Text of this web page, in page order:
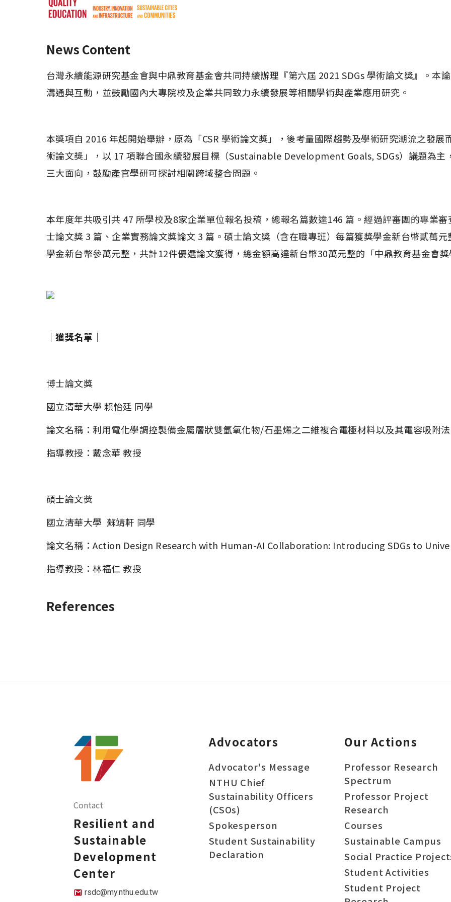
News Content
台灣永續能源研究基金會與中鼎教育基金會共同持續辦理『第六屆 2021 SDGs 學術論文獎』。本
溝通與互動，並鼓勵國內大專院校及企業共同致力永續發展等相關學術與產業應用研究。
本獎項自 2016 年起開始舉辦，原為「CSR 學術論文獎」，後考量國際趨勢及學術研究潮流之發
術論文獎」，以 17 項聯合國永續發展目標（Sustainable Development Goals, SDGs）議題為主
三大面向，鼓勵產官學研可探討相關跨域整合問題。
本年度年共吸引共 47 所學校及8家企業單位報名投稿，總報名篇數達146 篇。經過評審團的專業
士論文獎 3 篇、企業實務論文獎論文 3 篇。碩士論文獎（含在職專班）每篇獲獎學金新台幣貳萬
學金新台幣參萬元整，共計12件優選論文獲得，總金額高達新台幣30萬元整的「中鼎教育基金會
｜獲獎名單｜
博士論文獎
國立清華大學 賴怡廷 同學
論文名稱：利用電化學調控製備金屬層狀雙氫氧化物/石墨烯之二維複合電極材料以及其電容吸附
指導教授：戴念華 教授
碩士論文獎
國立清華大學  蘇靖軒 同學
論文名稱：Action Design Research with Human-AI Collaboration: Introducing SDGs to
指導教授：林福仁 教授
References
Contact
Resilient and
Sustainable
Development
Center
rsdc@my.nthu.edu.tw
Advocators
Advocator's Message
NTHU Chief
Sustainability Officers
(CSOs)
Spokesperson
Student Sustainability
Declaration
Our Actions
Professor Research
Spectrum
Professor Project
Research
Courses
Sustainable Campus
Social Practice
Student Activities
Student Project